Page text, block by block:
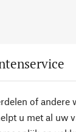
of andere
u met al uw